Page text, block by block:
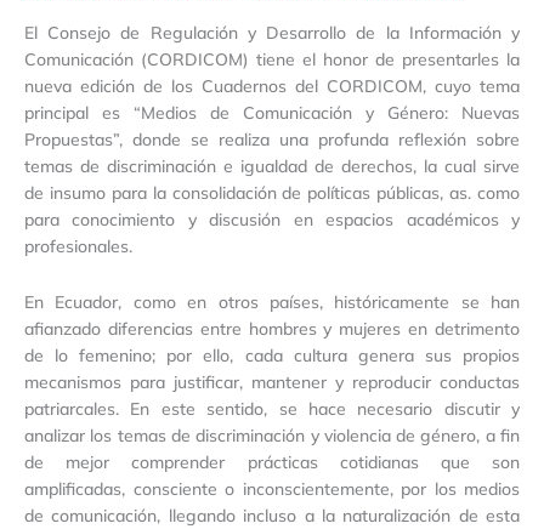
El Consejo de Regulación y Desarrollo de la Información y
Comunicación (CORDICOM) tiene el honor de presentarles la
nueva edición de los Cuadernos del CORDICOM, cuyo tema
principal es “Medios de Comunicación y Género: Nuevas
Propuestas”, donde se realiza una profunda reflexión sobre
temas de discriminación e igualdad de derechos, la cual sirve
de insumo para la consolidación de políticas públicas, as. como
para conocimiento y discusión en espacios académicos y
profesionales.
En Ecuador, como en otros países, históricamente se han
afianzado diferencias entre hombres y mujeres en detrimento
de lo femenino; por ello, cada cultura genera sus propios
mecanismos para justificar, mantener y reproducir conductas
patriarcales. En este sentido, se hace necesario discutir y
analizar los temas de discriminación y violencia de género, a fin
de mejor comprender prácticas cotidianas que son
amplificadas, consciente o inconscientemente, por los medios
de comunicación, llegando incluso a la naturalización de esta